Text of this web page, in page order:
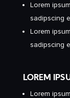
Lorem
sadipscing
Lorem
sadipscing
LOREM
Lorem